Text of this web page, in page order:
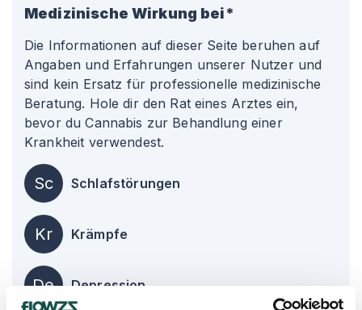
Medizinische Wirkung bei*
Die Informationen auf dieser Seite beruhen auf
Angaben und Erfahrungen unserer Nutzer und
sind kein Ersatz für professionelle medizinische
Beratung. Hole dir den Rat eines Arztes ein,
bevor du Cannabis zur Behandlung einer
Krankheit verwendest.
Sc Schlafstörungen
Kr Krämpfe
De Depression